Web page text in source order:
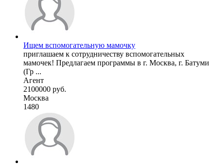
Ищем вспомогательную мамочку
приглашаем к сотрудничеству вспомогательных
мамочек! Предлагаем программы в г. Москва, г. Батуми
(Гр ...
Агент
2100000 руб.
Москва
1480